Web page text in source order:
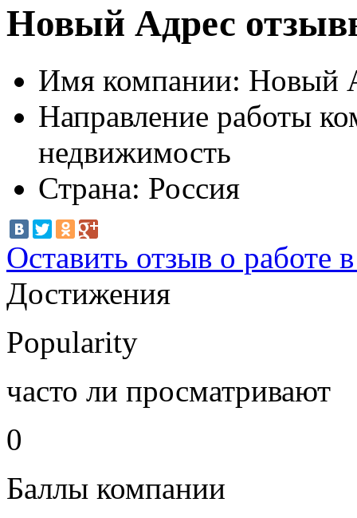
Новый Адрес
Имя компании: Новый
Направление работы
недвижимость
Страна: Россия
Оставить отзыв о работе
Достижения
Popularity
часто ли просматривают
0
Баллы компании